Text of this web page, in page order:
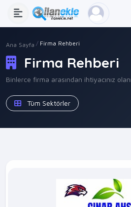
Ana Sayfa Firma Rehberi
Firma Rehberi
Binlerce firma arasından ihtiyacınız
Tüm Sektörler